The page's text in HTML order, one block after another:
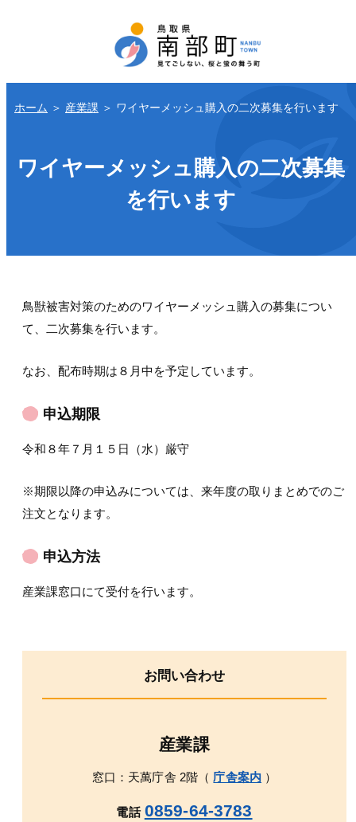
ホーム ＞ 産業課 ＞ ワイヤーメッシュ購入の二次募集を行います
ワイヤーメッシュ購入の二次募集
を行います
鳥獣被害対策のためのワイヤーメッシュ購入の募集につい
て、二次募集を行います。
なお、配布時期は８月中を予定しています。
申込期限
令和８年７月１５日（水）厳守
※期限以降の申込みについては、来年度の取りまとめでのご
注文となります。
申込方法
産業課窓口にて受付を行います。
お問い合わせ
産業課
窓口：天萬庁舎 2階（ 庁舎案内 ）
電話 0859-64-3783